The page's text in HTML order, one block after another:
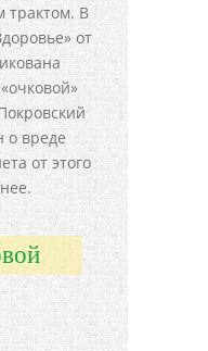
трактом. В
от
о вреде
от этого